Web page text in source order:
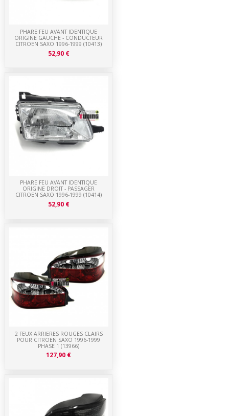
2 FEUX ARRIERES ROUGES CLAIRS
POUR CITROEN SAXO 1996-1999
PHASE 1 (13966)
127,90 €
PHARE FEU AVANT IDENTIQUE
ORIGINE DROIT - PASSAGER
CITROEN SAXO 1996-1999 (10414)
52,90 €
PHARE FEU AVANT IDENTIQUE
ORIGINE GAUCHE - CONDUCTEUR
CITROEN SAXO 1996-1999 (10413)
52,90 €